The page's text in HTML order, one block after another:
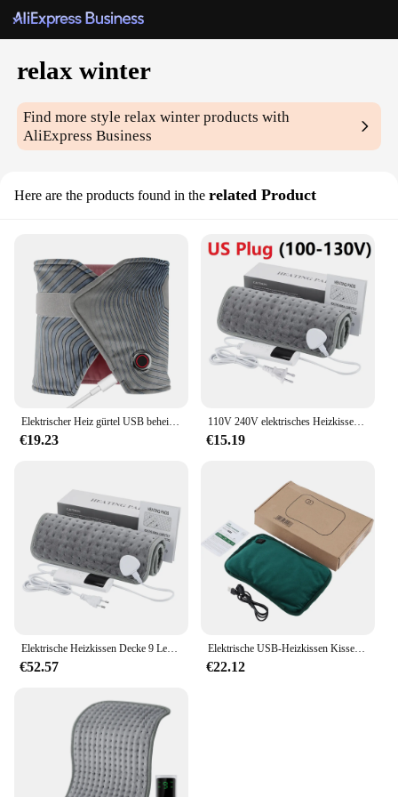
relax winter
Find more stylerelax winter products with
AliExpress Business
Here are the products found in the related Product
Elektrischer Heiz gürtel USB beheiztes Pad Winter heizung Taillen wärmer heiße Kompresse Therapie Bauch Lendenwirbel Gebärmutter Wärme kissen
€19.23
110V 240V elektrisches Heizkissen Winter heizung Konstant temperatur Decke Heizkissen Kissen Körper entlastung Home Office Wärmer
€15.19
Elektrische Heizkissen Decke 9 Level 4 Mode Timer Heizkissen für Schulter Nacken Rücken Wirbelsäule Bein Winter warm
€52.57
Elektrische USB-Heizkissen Kissen Flanell Kissen Matte Wärme decken für Winter Bauch Taille Fuß Hand wärmer wieder verwendbar wasch bar
€22.12